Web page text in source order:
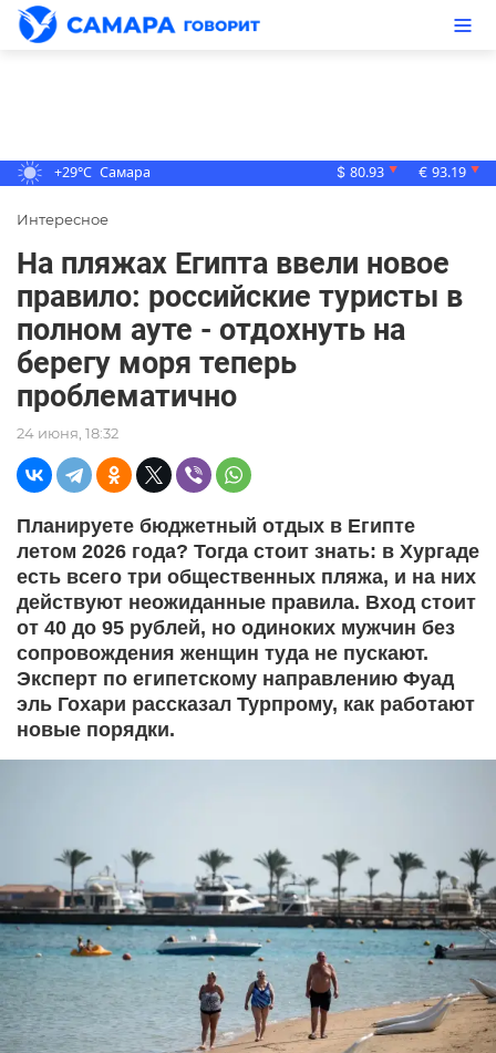
+29°C Самара $ 80.93 ▼ € 93.19 ▼
Интересное
На пляжах Египта ввели новое
правило: российские туристы в
полном ауте - отдохнуть на
берегу моря теперь
проблематично
24 июня, 18:32
Планируете бюджетный отдых в Египте
летом 2026 года? Тогда стоит знать: в Хургаде
есть всего три общественных пляжа, и на них
действуют неожиданные правила. Вход стоит
от 40 до 95 рублей, но одиноких мужчин без
сопровождения женщин туда не пускают.
Эксперт по египетскому направлению Фуад
эль Гохари рассказал Турпрому, как работают
новые порядки.